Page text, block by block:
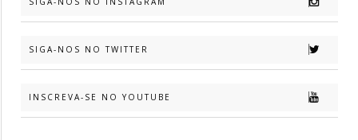
SIGA-NOS NO TWITTER
INSCREVA-SE NO YOUTUBE